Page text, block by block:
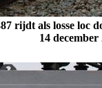
rijdt als losse loc
14